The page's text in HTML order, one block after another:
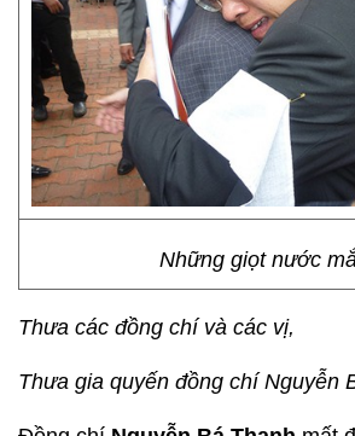
Những giọt nước
Thưa các đồng chí và các vị,
Thưa gia quyến đồng chí Nguyễn